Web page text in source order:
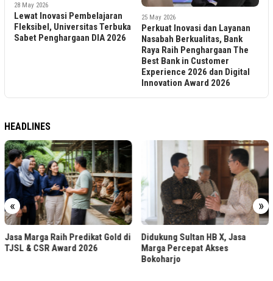
28 May 2026
Lewat Inovasi Pembelajaran
Fleksibel, Universitas Terbuka
Sabet Penghargaan DIA 2026
25 May 2026
Perkuat Inovasi dan Layanan
Nasabah Berkualitas, Bank
Raya Raih Penghargaan The
Best Bank in Customer
Experience 2026 dan Digital
Innovation Award 2026
HEADLINES
« »
Jasa Marga Raih Predikat Gold di
TJSL & CSR Award 2026
Didukung Sultan HB X, Jasa
Marga Percepat Akses
Bokoharjo